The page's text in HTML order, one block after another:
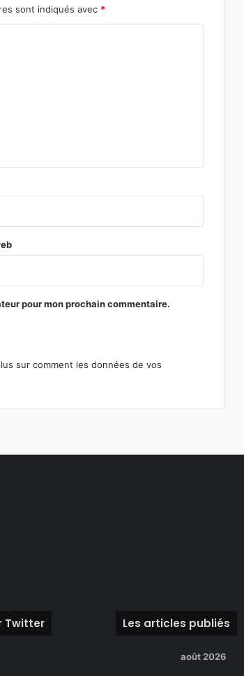
sont indiqués avec *
pour mon prochain commentaire.
sur comment les données de vos
Twitter Les articles publiés
août 2026